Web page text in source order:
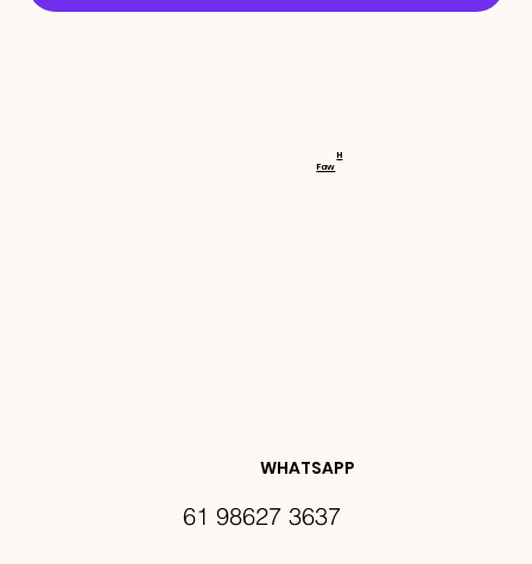
RECEBA
DES E
WHATSAPP
61 98627 3637
Faw
H